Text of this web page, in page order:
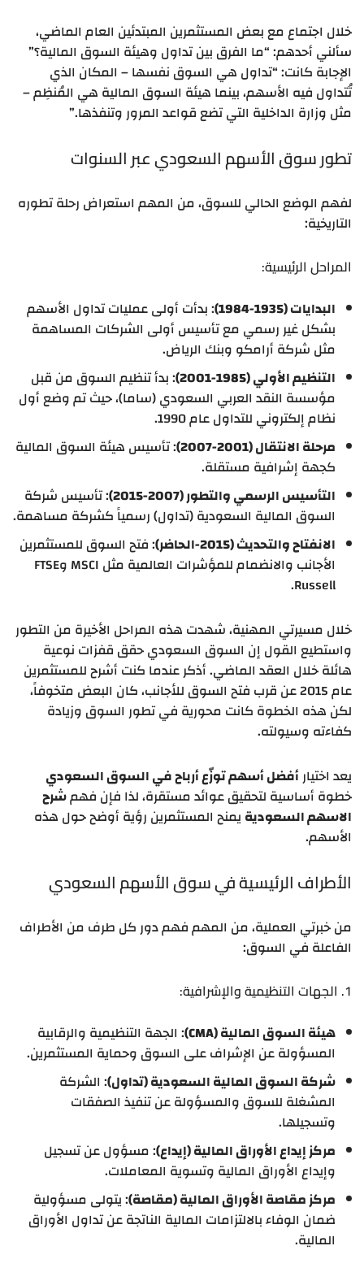
خلال اجتماع مع بعض المستثمرين المبتدئين العام الماضي،
سألني أحدهم: “ما الفرق بين تداول وهيئة السوق المالية؟”
الإجابة كانت: “تداول هي السوق نفسها – المكان الذي
تُتداول فيه الأسهم، بينما هيئة السوق المالية هي المُنظِم –
مثل وزارة الداخلية التي تضع قواعد المرور وتنفذها.”
تطور سوق الأسهم السعودي عبر السنوات
لفهم الوضع الحالي للسوق، من المهم استعراض رحلة تطوره
التاريخية:
المراحل الرئيسية:
البدايات (1935-1984)
: بدأت أولى عمليات تداول الأسهم
بشكل غير رسمي مع تأسيس أولى الشركات المساهمة
مثل شركة أرامكو وبنك الرياض.
التنظيم الأولي (1985-2001)
: بدأ تنظيم السوق من قبل
مؤسسة النقد العربي السعودي (ساما)، حيث تم وضع أول
نظام إلكتروني للتداول عام 1990.
مرحلة الانتقال (2001-2007)
: تأسيس هيئة السوق المالية
كجهة إشرافية مستقلة.
التأسيس الرسمي والتطور (2007-2015)
: تأسيس شركة
السوق المالية السعودية (تداول) رسمياً كشركة مساهمة.
الانفتاح والتحديث (2015-الحاضر)
: فتح السوق للمستثمرين
الأجانب والانضمام للمؤشرات العالمية مثل MSCI وFTSE
Russell.
خلال مسيرتي المهنية، شهدت هذه المراحل الأخيرة من التطور
واستطيع القول إن السوق السعودي حقق قفزات نوعية
هائلة خلال العقد الماضي. أذكر عندما كنت أشرح للمستثمرين
عام 2015 عن قرب فتح السوق للأجانب، كان البعض متخوفاً،
لكن هذه الخطوة كانت محورية في تطور السوق وزيادة
كفاءته وسيولته.
يعد اختيارأفضل أسهم توزّع أرباح في السوق السعودي
خطوة أساسية لتحقيق عوائد مستقرة، لذا فإن فهمشرح
الاسهم السعودية يمنح المستثمرين رؤية أوضح حول هذه
الأسهم.
الأطراف الرئيسية في سوق الأسهم السعودي
من خبرتي العملية، من المهم فهم دور كل طرف من الأطراف
الفاعلة في السوق:
1. الجهات التنظيمية والإشرافية:
هيئة السوق المالية (CMA)
: الجهة التنظيمية والرقابية
المسؤولة عن الإشراف على السوق وحماية المستثمرين.
شركة السوق المالية السعودية (تداول): الشركة
المشغلة للسوق والمسؤولة عن تنفيذ الصفقات
وتسجيلها.
مركز إيداع الأوراق المالية (إيداع): مسؤول عن تسجيل
وإيداع الأوراق المالية وتسوية المعاملات.
مركز مقاصة الأوراق المالية (مقاصة): يتولى مسؤولية
ضمان الوفاء بالالتزامات المالية الناتجة عن تداول الأوراق
المالية.